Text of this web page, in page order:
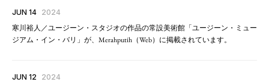
JUN 14 2024
寒川裕人／ユージーン・スタジオの作品の常設美術館「ユージーン・ミュー
ジアム・イン・バリ」が、Merahputih（Web）に掲載されています。
JUN 12 2024